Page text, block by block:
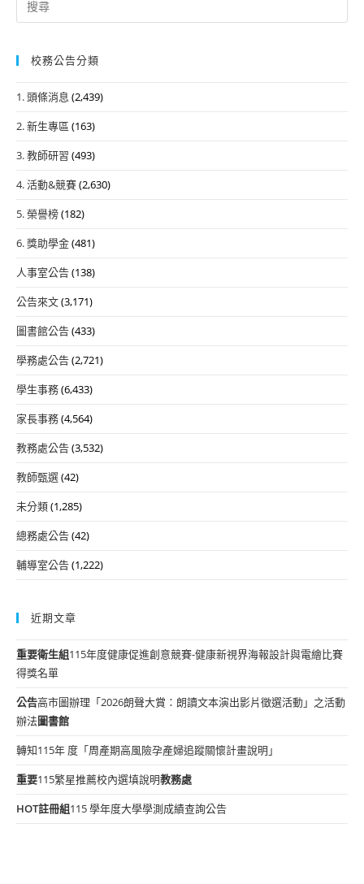
for:
校務公告分類
1. 頭條消息 (2,439)
2. 新生專區 (163)
3. 教師研習 (493)
4. 活動&競賽(2,630)
5. 榮譽榜(182)
6. 獎助學金(481)
人事室公告(138)
公告來文(3,171)
圖書館公告(433)
學務處公告(2,721)
學生事務(6,433)
家長事務(4,564)
教務處公告(3,532)
教師甄選(42)
未分類(1,285)
總務處公告(42)
輔導室公告(1,222)
近期文章
重要衛生組115年度健康促進創意競賽-健康新視界海報設計與電繪比賽
得獎名單
公告高市圖辦理「2026朗聲大賞：朗讀文本演出影片徵選活動」之活動
辦法圖書館
轉知115年 度「周產期高風險孕產婦追蹤關懷計畫說明」
重要115繁星推薦校內選填說明教務處
HOT註冊組115 學年度大學學測成績查詢公告